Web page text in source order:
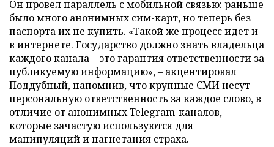
Он провел параллель с мобильной связью: раньше
было много анонимных сим-карт, но теперь без
паспорта их не купить. «Такой же процесс идет и
в интернете. Государство должно знать владельца
каждого канала – это гарантия ответственности за
публикуемую информацию», – акцентировал
Поддубный, напомнив, что крупные СМИ несут
персональную ответственность за каждое слово, в
отличие от анонимных Telegram-каналов,
которые зачастую используются для
манипуляций и нагнетания страха.